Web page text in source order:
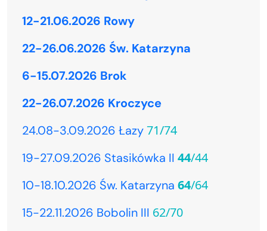
12-21.06.2026 Rowy
22-26.06.2026 Św. Katarzyna
6-15.07.2026 Brok
22-26.07.2026 Kroczyce
24.08-3.09.2026 Łazy71/74
19-27.09.2026 Stasikówka II 44/44
10-18.10.2026 Św. Katarzyna 64/64
15-22.11.2026 Bobolin III 62/70